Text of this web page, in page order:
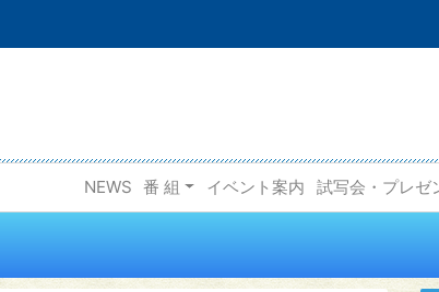
NEWS 番 組 イベント案内 試写会・プレゼ